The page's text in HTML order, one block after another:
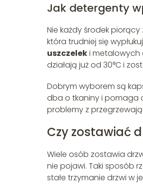
Jak detergenty
Nie każdy środek
która trudniej się
uszczeleki metalowych
działają już od 30°C i
Dobrym wyborem są
dba o tkaniny i pomaga
problemy z
Czy zostawiać
Wiele osób zostawia
nie pojawi. Taki sposób
stałe trzymanie drzwi w